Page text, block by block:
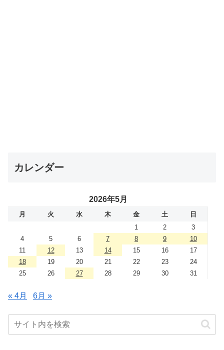
カレンダー
2026年5月
月 火 水 木 金 土
日
1
2
3
4
5 6 7 8 9
10
11
12 13 14 15 16
17
18
19 20 21 22 23
24
25
26 27 28 29 30 31
« 4月 6月 »